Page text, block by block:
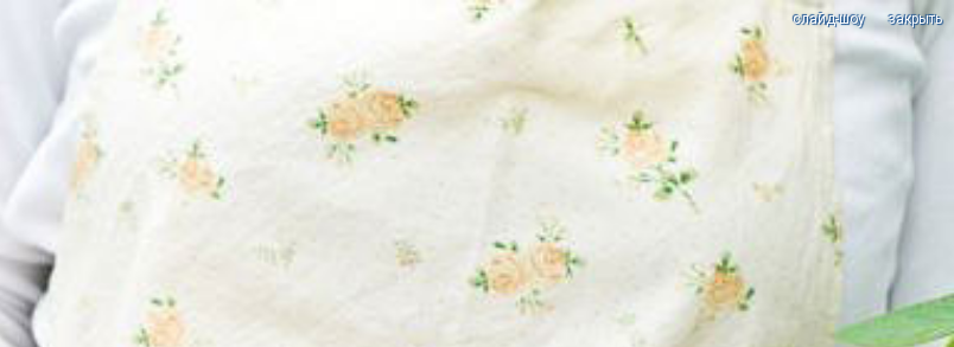
закрыть
cлайд-шоу